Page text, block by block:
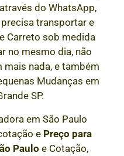
do WhatsApp,
transportar e
Carreto sob medida
no mesmo dia, não
nada, e também
Mudanças em
SP.
em São Paulo
e Preço para
Paulo e Cotação,